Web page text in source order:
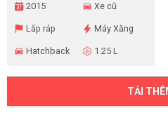
2015 Xe cũ
Lắp ráp Máy Xăng
Hatchback 1.25 L
TẢI